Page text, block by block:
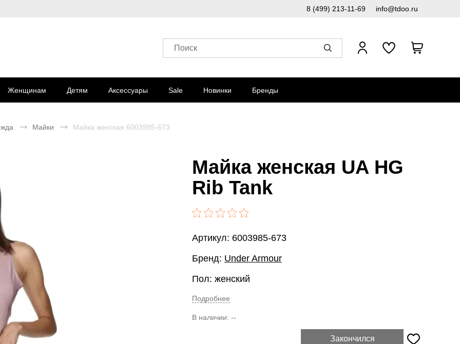
8 (499) 213-11-69 info@tdoo.ru
Поиск
Женщинам Детям Аксессуары Sale Новинки Бренды
Майки Майка женская 6003985-673
Майка женская UA HG
Rib Tank
Артикул: 6003985-673
Бренд: Under Armour
Пол: женский
Подробнее
В наличии: --
Закончился